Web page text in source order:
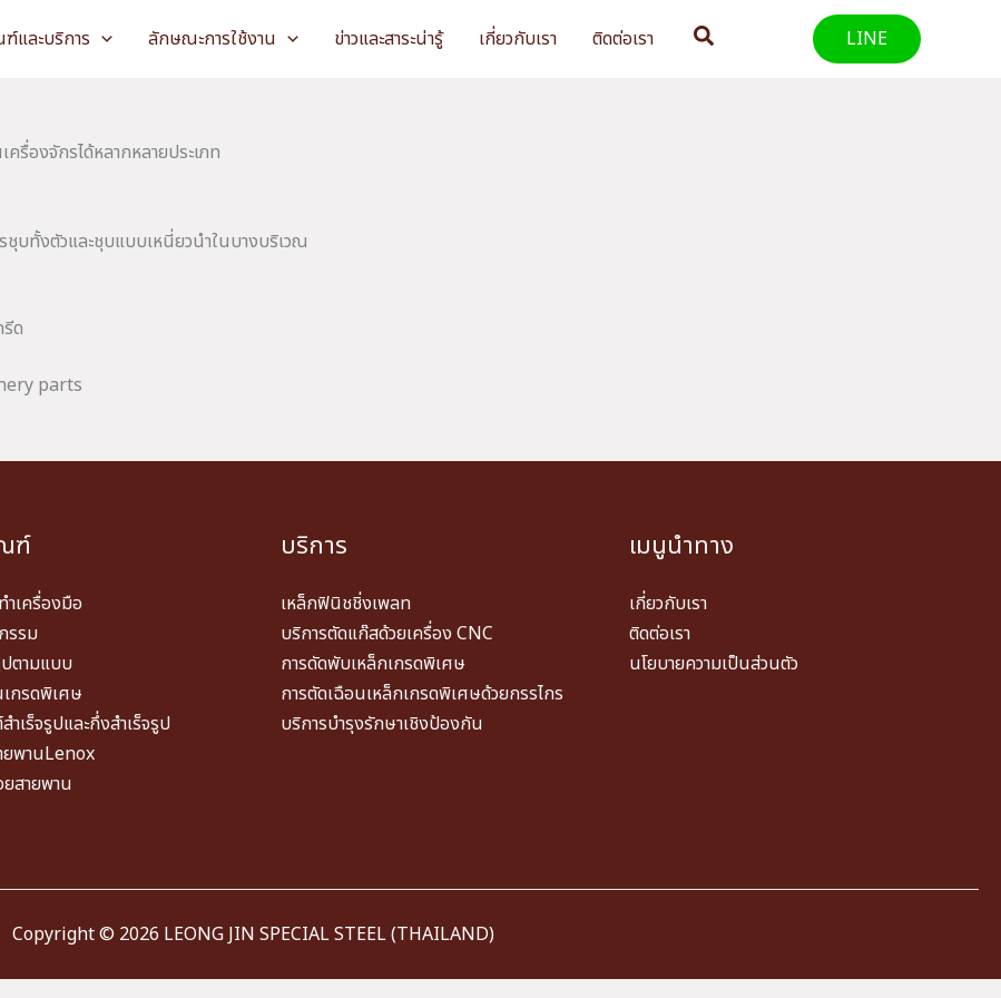
และบริการ ลักษณะการใช้งาน ข่าวและสาระน่ารู้ เกี่ยวกับเรา ติดต่อเรา Search
LINE
รื่องจักรได้หลากหลายประเภท
บทั้งตัวและชุบแบบเหนี่ยวนำในบางบริเวณ
ด
ฑ์
ำเครื่องมือ
รรม
ตามแบบ
กรดพิเศษ
เร็จรูปและกึ่งสำเร็จรูป
ยพานLenox
ยสายพาน
บริการ
เหล็กฟินิชชิ่งเพลท
บริการตัดแก๊สด้วยเครื่อง CNC
การดัดพับเหล็กเกรดพิเศษ
การตัดเฉือนเหล็กเกรดพิเศษด้วยกรรไกร
บริการบำรุงรักษาเชิงป้องกัน
เมนูนำทาง
เกี่ยวกับเรา
ติดต่อเรา
นโยบายความเป็นส่วนตัว
Copyright © 2026 LEONG JIN SPECIAL STEEL (THAILAND)